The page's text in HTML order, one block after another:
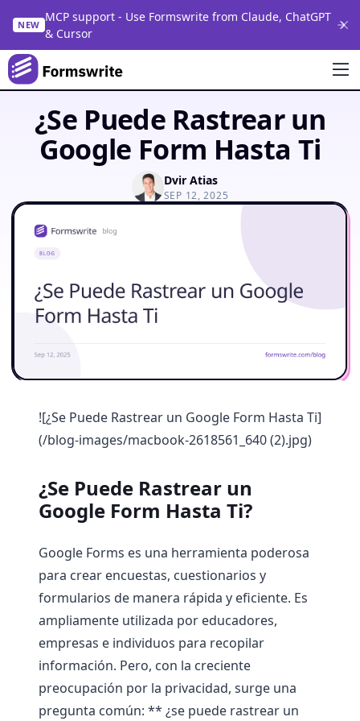
NEW
MCP support - Use Formswrite from Claude, ChatGPT
& Cursor
¿Se Puede Rastrear un
Google Form Hasta Ti
Dvir Atias
SEP 12, 2025
![¿Se Puede Rastrear un Google Form Hasta Ti]
(/blog-images/macbook-2618561_640 (2).jpg)
¿Se Puede Rastrear un
Google Form Hasta Ti?
Google Forms es una herramienta poderosa
para crear encuestas, cuestionarios y
formularios de manera rápida y eficiente. Es
ampliamente utilizada por educadores,
empresas e individuos para recopilar
información. Pero, con la creciente
preocupación por la privacidad, surge una
pregunta común: ** ¿se puede rastrear un